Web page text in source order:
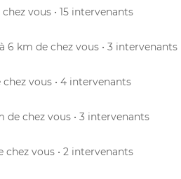
chez vous • 15 intervenants
à 6 km de chez vous • 3 intervenants
chez vous • 4 intervenants
de chez vous • 3 intervenants
chez vous • 2 intervenants